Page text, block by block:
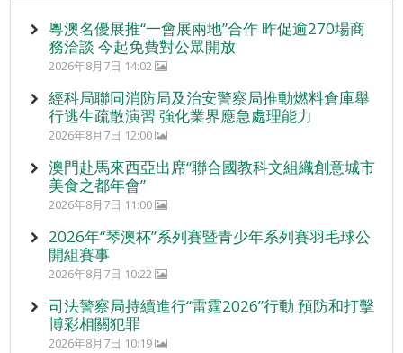
粵澳名優展推“一會展兩地”合作 昨促逾270場商
務洽談 今起免費對公眾開放
2026年8月7日 14:02
經科局聯同消防局及治安警察局推動燃料倉庫舉
行逃生疏散演習 強化業界應急處理能力
2026年8月7日 12:00
澳門赴馬來西亞出席“聯合國教科文組織創意城市
美食之都年會”
2026年8月7日 11:00
2026年“琴澳杯”系列賽暨青少年系列賽羽毛球公
開組賽事
2026年8月7日 10:22
司法警察局持續進行“雷霆2026”行動 預防和打擊
博彩相關犯罪
2026年8月7日 10:19